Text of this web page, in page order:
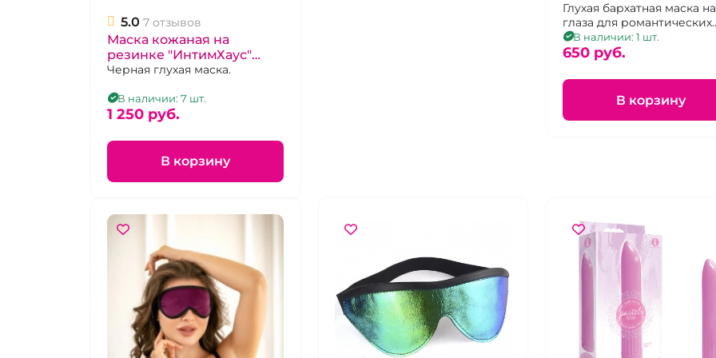
5.0 7 отзывов
Маска кожаная на
резинке "ИнтимХаус"
чёрная глухая
Черная глухая маска.
В наличии: 7 шт.
1 250 pуб.
В корзину
Глухая бархатная маска на
глаза для романтических
встреч на резинке
универсального размера.
В наличии: 1 шт.
650 pуб.
В корзину